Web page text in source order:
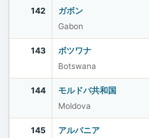
142
ガボン
Gabon
143
ボツワナ
Botswana
144
モルドバ共和国
Moldova
145
アルバニア